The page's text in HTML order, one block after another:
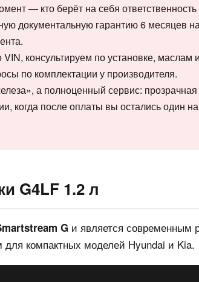
— кто берёт на себя ответственность
документальную гарантию 6 месяцев
консультируем по установке, маслам
по комплектации у производителя.
а полноценный сервис:
когда после оплаты вы остались один
G4LF 1.2 л
G и является современным
компактных моделей Hyundai и Kia.